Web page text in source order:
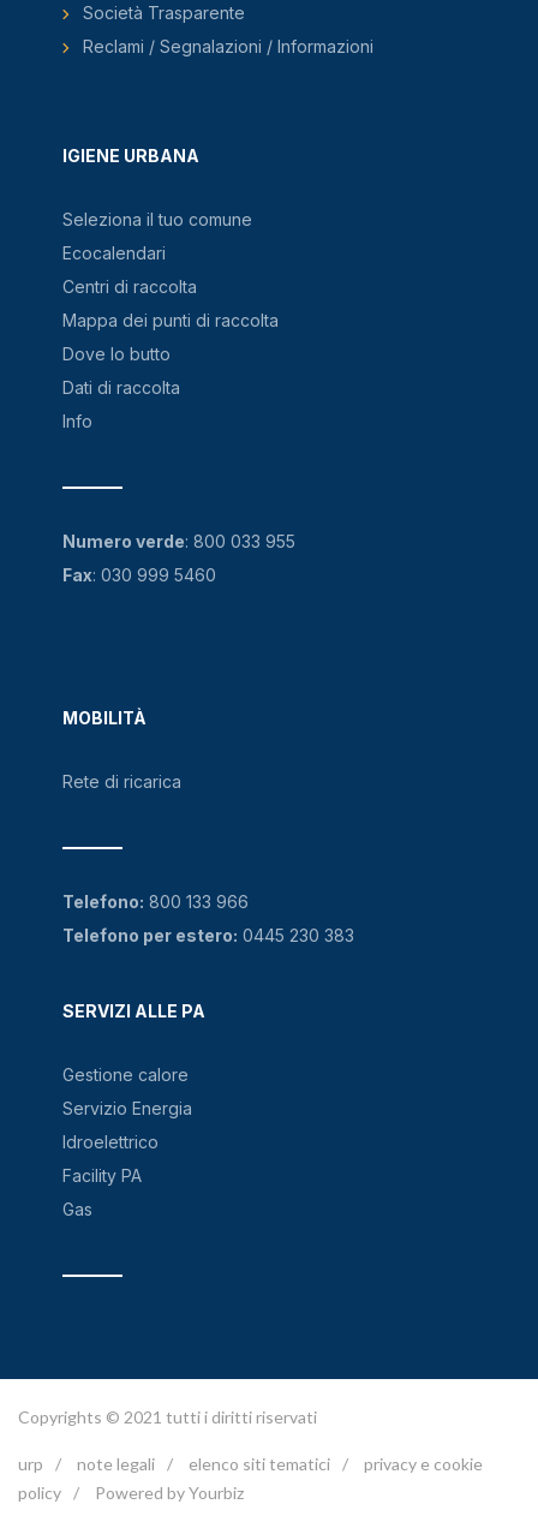
IGIENE URBANA
Seleziona il tuo comune
Ecocalendari
Centri di raccolta
Mappa dei punti di raccolta
Dove lo butto
Dati di raccolta
Info
MOBILITÀ
Rete di ricarica
SERVIZI ALLE PA
Gestione calore
Servizio Energia
Idroelettrico
Facility PA
Gas
Società Trasparente
Reclami / Segnalazioni / Informazioni
Numero verde: 800 033 955
Fax: 030 999 5460
Telefono: 800 133 966
Telefono per estero: 0445 230 383
Copyrights © 2021 tutti i diritti riservati
urp / note legali / elenco siti tematici /
privacy e cookie
policy / Powered by Yourbiz